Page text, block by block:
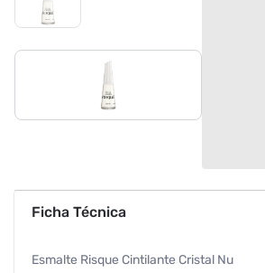
Ficha Técnica
Esmalte Risque Cintilante Cristal Nu